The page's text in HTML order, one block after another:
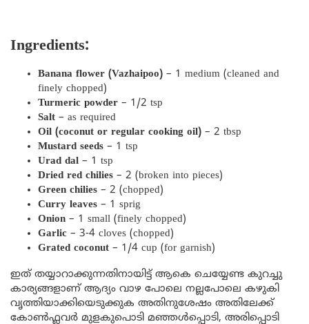
Ingredients:
Banana flower (Vazhaipoo) – 1 medium (cleaned and
finely chopped)
Turmeric powder – 1/2 tsp
Salt – as required
Oil (coconut or regular cooking oil) – 2 tbsp
Mustard seeds – 1 tsp
Urad dal – 1 tsp
Dried red chilies – 2 (broken into pieces)
Green chilies – 2 (chopped)
Curry leaves – 1 sprig
Onion – 1 small (finely chopped)
Garlic – 3-4 cloves (chopped)
Grated coconut – 1/4 cup (for garnish)
ഇത് തയ്യാറാക്കുന്നതിനായിട്ട് ആകെ ചെയ്യേണ്ട കുറച്ചു
കാര്യങ്ങളാണ് ആദ്യം വാഴ പോലെ നല്ലപോലെ കഴുകി
വൃത്തിയാക്കിയെടുക്കുക അതിനുശേഷം അതിലേക്ക്
കോൺഫ്ലവർ മുളകുപൊടി മഞ്ഞൾപ്പൊടി, അരിപ്പൊടി